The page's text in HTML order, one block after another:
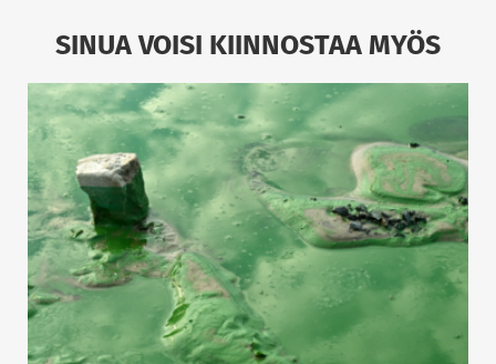
SINUA VOISI KIINNOSTAA MYÖS